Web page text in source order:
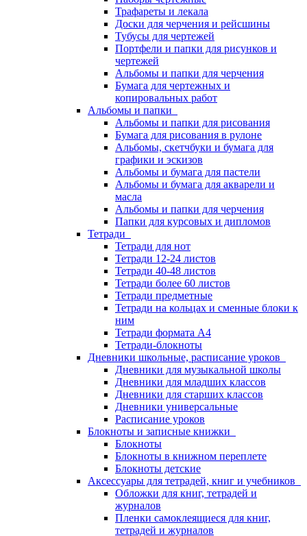
Трафареты и лекала
Доски для черчения и рейсшины
Тубусы для чертежей
Портфели и папки для рисунков и
чертежей
Альбомы и папки для черчения
Бумага для чертежных и
копировальных работ
Альбомы и папки
Альбомы и папки для рисования
Бумага для рисования в рулоне
Альбомы, скетчбуки и бумага для
графики и эскизов
Альбомы и бумага для пастели
Альбомы и бумага для акварели и
масла
Альбомы и папки для черчения
Папки для курсовых и дипломов
Тетради
Тетради для нот
Тетради 12-24 листов
Тетради 40-48 листов
Тетради более 60 листов
Тетради предметные
Тетради на кольцах и сменные блоки к
ним
Тетради формата А4
Тетради-блокноты
Дневники школьные, расписание уроков
Дневники для музыкальной школы
Дневники для младших классов
Дневники для старших классов
Дневники универсальные
Расписание уроков
Блокноты и записные книжки
Блокноты
Блокноты в книжном переплете
Блокноты детские
Аксессуары для тетрадей, книг и учебников
Обложки для книг, тетрадей и
журналов
Пленки самоклеящиеся для книг,
тетрадей и журналов